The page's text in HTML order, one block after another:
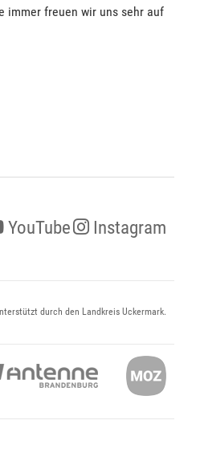
immer freuen wir uns sehr auf
YouTube Instagram
durch den Landkreis Uckermark.